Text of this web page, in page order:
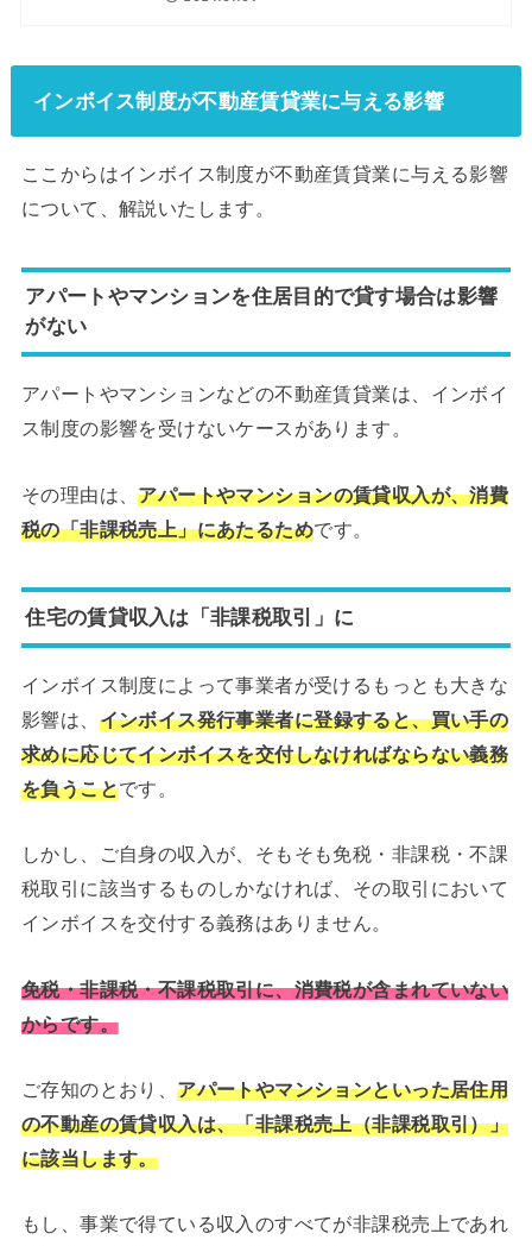
インボイス制度が不動産賃貸業に与える影響
ここからはインボイス制度が不動産賃貸業に与える影響
について、解説いたします。
アパートやマンションを住居目的で貸す場合は影響
がない
アパートやマンションなどの不動産賃貸業は、インボイ
ス制度の影響を受けないケースがあります。
その理由は、アパートやマンションの賃貸収入が、消費
税の「非課税売上」にあたるためです。
住宅の賃貸収入は「非課税取引」に
インボイス制度によって事業者が受けるもっとも大きな
影響は、 インボイス発行事業者に登録すると、買い手の
求めに応じてインボイスを交付しなければならない義務
を負うことです。
しかし、ご自身の収入が、そもそも免税・非課税・不課
税取引に該当するものしかなければ、その取引において
インボイスを交付する義務はありません。
免税・非課税・不課税取引に、消費税が含まれていない
からです。
ご存知のとおり、アパートやマンションといった居住用
の不動産の賃貸収入は、「非課税売上（非課税取引）」
に該当します。
もし、事業で得ている収入のすべてが非課税売上であれ